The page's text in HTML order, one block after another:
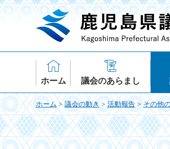
鹿児島県議会
ホーム 議会のあらまし
ホーム >議会の動き>活動報告 >その他